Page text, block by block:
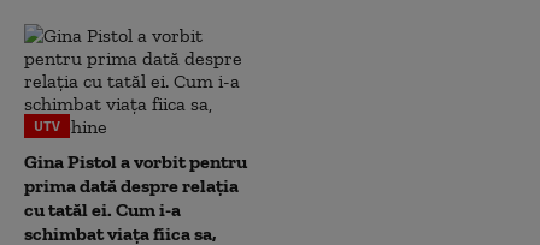
UTV
Gina Pistol a vorbit pentru
prima dată despre relația
cu tatăl ei. Cum i-a
schimbat viața fiica sa,